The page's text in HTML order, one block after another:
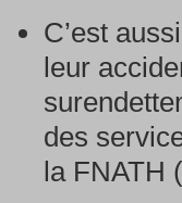
C’est
leur
des
la FNATH (